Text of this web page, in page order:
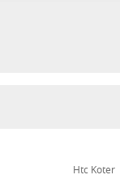
Htc Koter